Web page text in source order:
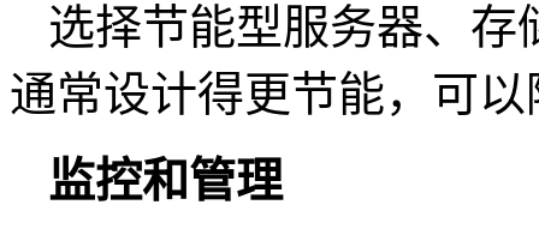
选择节能型服务器、
通常设计得更节能，可
监控和管理